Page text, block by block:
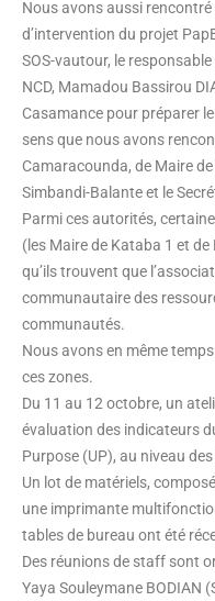
Nous avons aussi
d’intervention du projet
SOS-vautour, le
NCD, Mamadou Bassirou
Casamance pour préparer
sens que nous avons
Camaracounda, de Maire
Simbandi-Balante et le
Parmi ces autorités,
(les Maire de Kataba 1 et
qu’ils trouvent que
communautaire des
communautés.
Nous avons en même
ces zones.
Du 11 au 12 octobre, un
évaluation des indicateurs
Purpose (UP), au niveau
Un lot de matériels,
une imprimante
tables de bureau ont été
Des réunions de staff sont
Yaya Souleymane BODIAN